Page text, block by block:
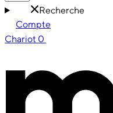
Recherche
Compte
Chariot 0